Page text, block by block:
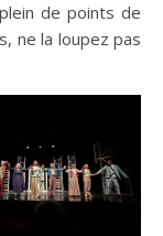
de points de
ne la loupez pas